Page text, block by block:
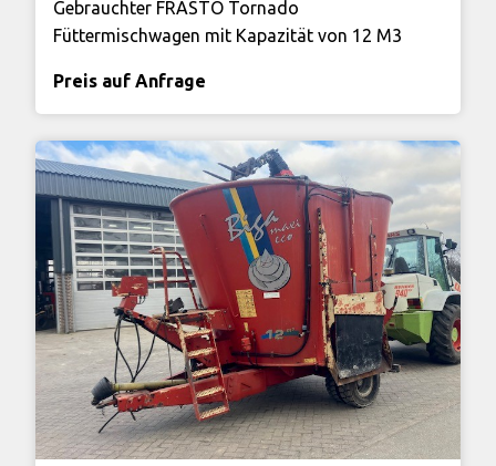
Gebrauchter FRASTO Tornado
Füttermischwagen mit Kapazität von 12 M3
Preis auf Anfrage